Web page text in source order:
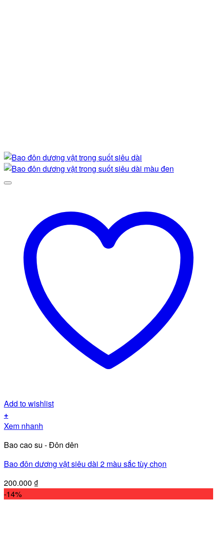
Add to wishlist
+
Sản
này
có
nhiều
biến
thể.
Xem nhanh
Bao cao su - Đôn dên
Bao đôn dương vật siêu dài 2 màu sắc tùy chọn
200.000 ₫
-14%